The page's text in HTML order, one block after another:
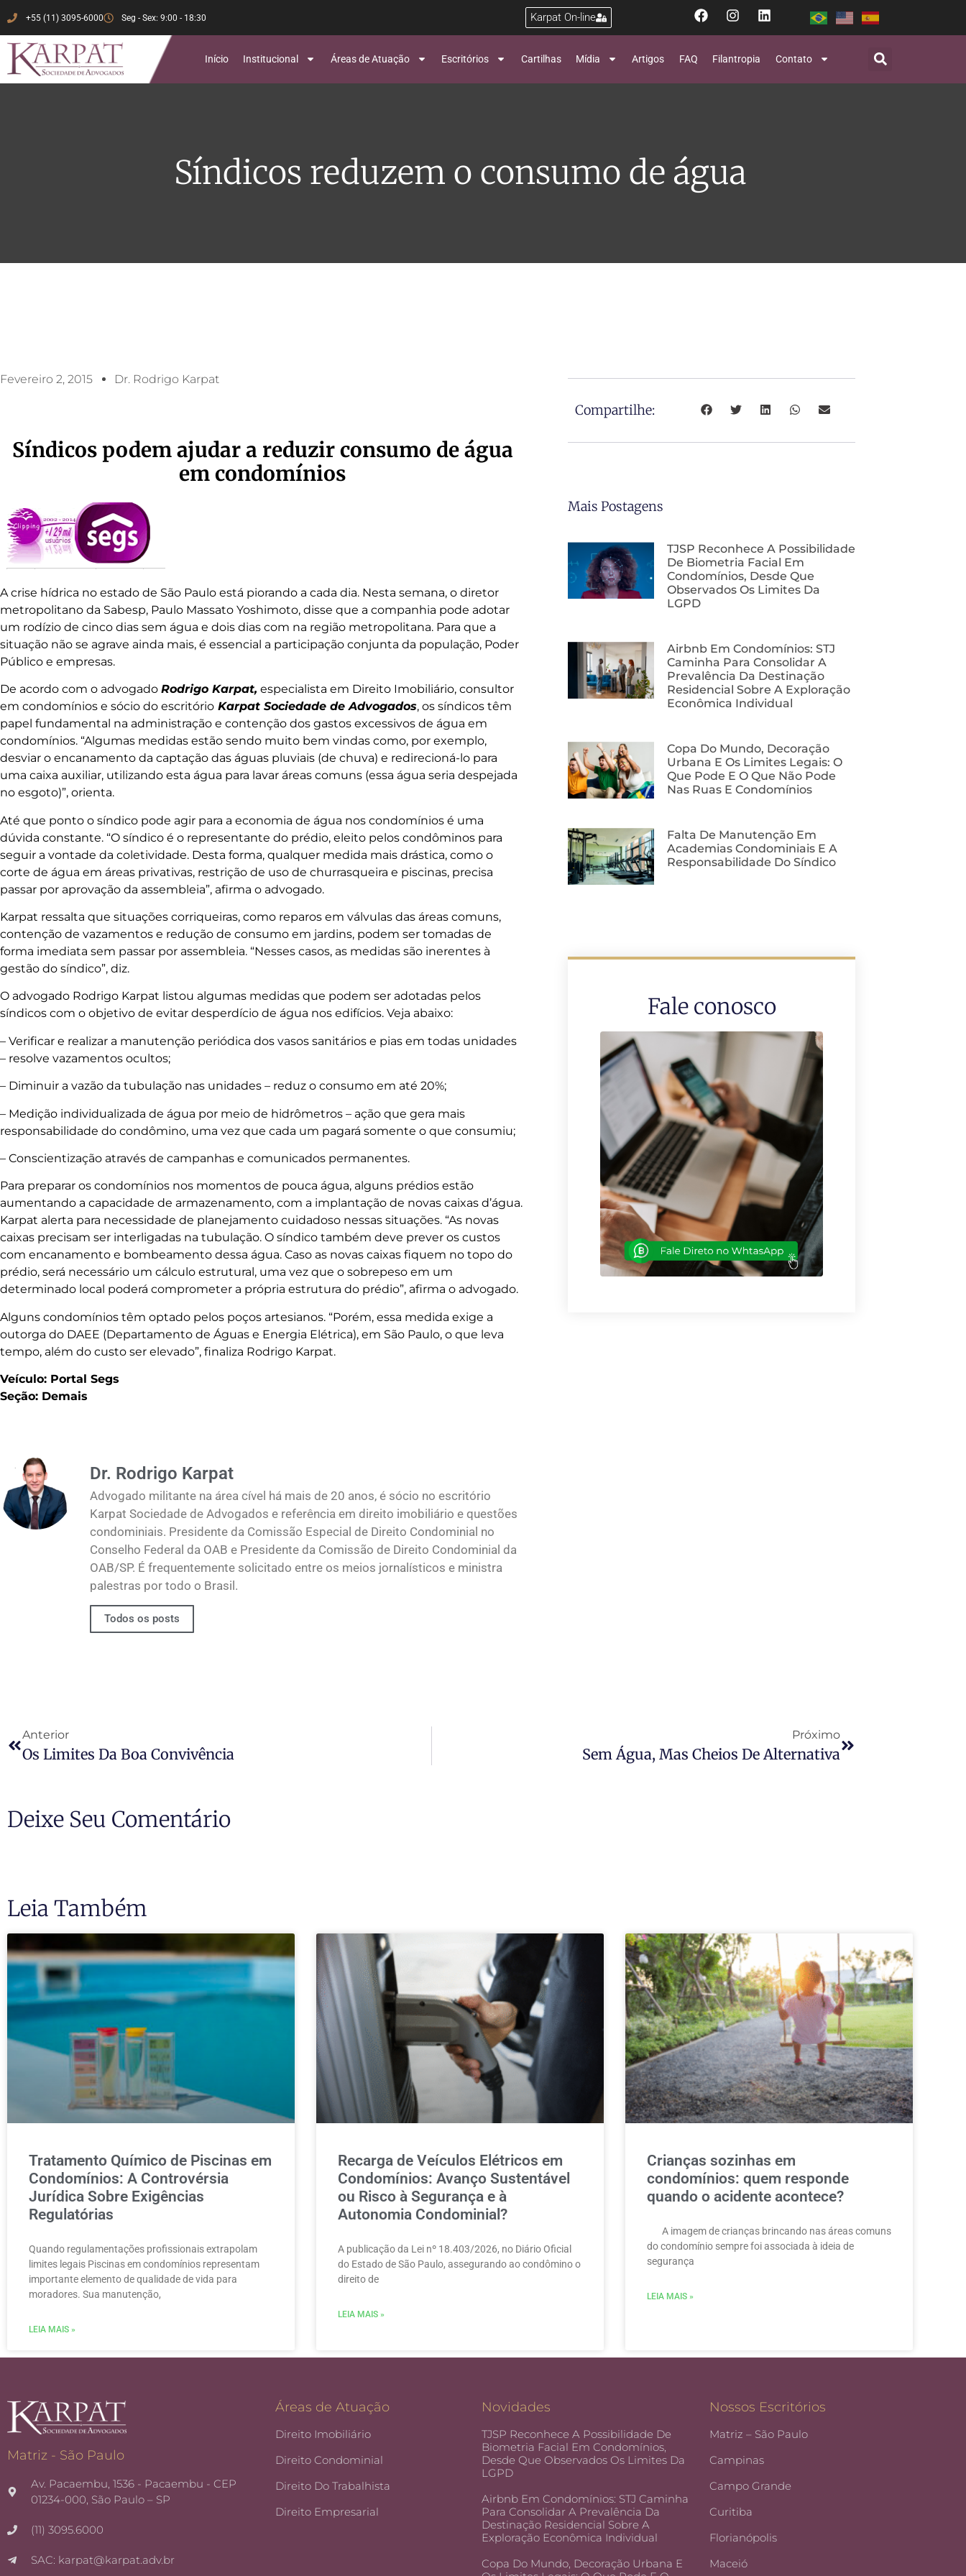
+55 (11) 3095-6000 Seg - Sex: 9:00 - 18:30 Karpat On-line
Início Institucional Áreas de Atuação Escritórios Cartilhas Mídia Artigos FAQ Filantropia Contato
Síndicos reduzem o consumo de água
Fevereiro 2, 2015 Dr. Rodrigo Karpat
Síndicos podem ajudar a reduzir consumo de água
em condomínios
A crise hídrica no estado de São Paulo está piorando a cada dia. Nesta semana, o diretor
metropolitano da Sabesp, Paulo Massato Yoshimoto, disse que a companhia pode adotar
um rodízio de cinco dias sem água e dois dias com na região metropolitana. Para que a
situação não se agrave ainda mais, é essencial a participação conjunta da população, Poder
Público e empresas.
De acordo com o advogado Rodrigo Karpat, especialista em Direito Imobiliário, consultor
em condomínios e sócio do escritório Karpat Sociedade de Advogados, os síndicos têm
papel fundamental na administração e contenção dos gastos excessivos de água em
condomínios. “Algumas medidas estão sendo muito bem vindas como, por exemplo,
desviar o encanamento da captação das águas pluviais (de chuva) e redirecioná-lo para
uma caixa auxiliar, utilizando esta água para lavar áreas comuns (essa água seria despejada
no esgoto)”, orienta.
Até que ponto o síndico pode agir para a economia de água nos condomínios é uma
dúvida constante. “O síndico é o representante do prédio, eleito pelos condôminos para
seguir a vontade da coletividade. Desta forma, qualquer medida mais drástica, como o
corte de água em áreas privativas, restrição de uso de churrasqueira e piscinas, precisa
passar por aprovação da assembleia”, afirma o advogado.
Karpat ressalta que situações corriqueiras, como reparos em válvulas das áreas comuns,
contenção de vazamentos e redução de consumo em jardins, podem ser tomadas de
forma imediata sem passar por assembleia. “Nesses casos, as medidas são inerentes à
gestão do síndico”, diz.
O advogado Rodrigo Karpat listou algumas medidas que podem ser adotadas pelos
síndicos com o objetivo de evitar desperdício de água nos edifícios. Veja abaixo:
– Verificar e realizar a manutenção periódica dos vasos sanitários e pias em todas unidades
– resolve vazamentos ocultos;
– Diminuir a vazão da tubulação nas unidades – reduz o consumo em até 20%;
– Medição individualizada de água por meio de hidrômetros – ação que gera mais
responsabilidade do condômino, uma vez que cada um pagará somente o que consumiu;
– Conscientização através de campanhas e comunicados permanentes.
Para preparar os condomínios nos momentos de pouca água, alguns prédios estão
aumentando a capacidade de armazenamento, com a implantação de novas caixas d’água.
Karpat alerta para necessidade de planejamento cuidadoso nessas situações. “As novas
caixas precisam ser interligadas na tubulação. O síndico também deve prever os custos
com encanamento e bombeamento dessa água. Caso as novas caixas fiquem no topo do
prédio, será necessário um cálculo estrutural, uma vez que o sobrepeso em um
determinado local poderá comprometer a própria estrutura do prédio”, afirma o advogado.
Alguns condomínios têm optado pelos poços artesianos. “Porém, essa medida exige a
outorga do DAEE (Departamento de Águas e Energia Elétrica), em São Paulo, o que leva
tempo, além do custo ser elevado”, finaliza Rodrigo Karpat.
Veículo: Portal Segs
Seção: Demais
Dr. Rodrigo Karpat
Advogado militante na área cível há mais de 20 anos, é sócio no escritório
Karpat Sociedade de Advogados e referência em direito imobiliário e questões
condominiais. Presidente da Comissão Especial de Direito Condominial no
Conselho Federal da OAB e Presidente da Comissão de Direito Condominial da
OAB/SP. É frequentemente solicitado entre os meios jornalísticos e ministra
palestras por todo o Brasil.
Todos os posts
Compartilhe:
Mais Postagens
TJSP Reconhece A Possibilidade
De Biometria Facial Em
Condomínios, Desde Que
Observados Os Limites Da
LGPD
Airbnb Em Condomínios: STJ
Caminha Para Consolidar A
Prevalência Da Destinação
Residencial Sobre A Exploração
Econômica Individual
Copa Do Mundo, Decoração
Urbana E Os Limites Legais: O
Que Pode E O Que Não Pode
Nas Ruas E Condomínios
Falta De Manutenção Em
Academias Condominiais E A
Responsabilidade Do Síndico
Fale conosco
Anterior
Os Limites Da Boa Convivência
Próximo
Sem Água, Mas Cheios De Alternativa
Deixe Seu Comentário
Leia Também
Tratamento Químico de Piscinas em
Condomínios: A Controvérsia
Jurídica Sobre Exigências
Regulatórias
Quando regulamentações profissionais extrapolam
limites legais Piscinas em condomínios representam
importante elemento de qualidade de vida para
moradores. Sua manutenção,
LEIA MAIS »
Recarga de Veículos Elétricos em
Condomínios: Avanço Sustentável
ou Risco à Segurança e à
Autonomia Condominial?
A publicação da Lei nº 18.403/2026, no Diário Oficial
do Estado de São Paulo, assegurando ao condômino o
direito de
LEIA MAIS »
Crianças sozinhas em
condomínios: quem responde
quando o acidente acontece?
A imagem de crianças brincando nas áreas comuns
do condomínio sempre foi associada à ideia de
segurança
LEIA MAIS »
Matriz - São Paulo
Av. Pacaembu, 1536 - Pacaembu - CEP
01234-000, São Paulo – SP
(11) 3095.6000
SAC: karpat@karpat.adv.br
Áreas de Atuação
Direito Imobiliário
Direito Condominial
Direito Do Trabalhista
Direito Empresarial
Novidades
TJSP Reconhece A Possibilidade De
Biometria Facial Em Condomínios,
Desde Que Observados Os Limites Da
LGPD
Airbnb Em Condomínios: STJ Caminha
Para Consolidar A Prevalência Da
Destinação Residencial Sobre A
Exploração Econômica Individual
Copa Do Mundo, Decoração Urbana E
Nossos Escritórios
Matriz – São Paulo
Campinas
Campo Grande
Curitiba
Florianópolis
Maceió